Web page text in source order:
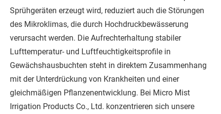
Sprühgeräten erzeugt wird, reduziert auch die Störungen
des Mikroklimas, die durch Hochdruckbewässerung
verursacht werden. Die Aufrechterhaltung stabiler
Lufttemperatur- und Luftfeuchtigkeitsprofile in
Gewächshausbuchten steht in direktem Zusammenhang
mit der Unterdrückung von Krankheiten und einer
gleichmäßigen Pflanzenentwicklung. Bei Micro Mist
Irrigation Products Co., Ltd. konzentrieren sich unsere